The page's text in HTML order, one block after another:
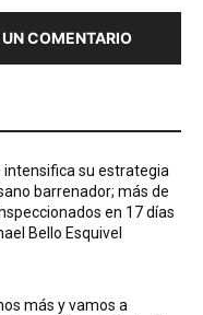
COMENTARIO
intensifica su estrategia
barrenador; más de
en 17 días
Bello Esquivel
más y vamos a